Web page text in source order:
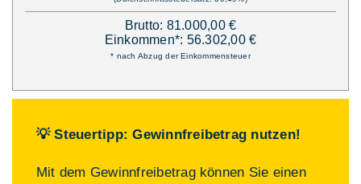
Brutto: 81.000,00 €
Einkommen*: 56.302,00 €
* nach Abzug der Einkommensteuer
💡 Steuertipp: Gewinnfreibetrag nutzen!
Mit dem Gewinnfreibetrag können Sie einen